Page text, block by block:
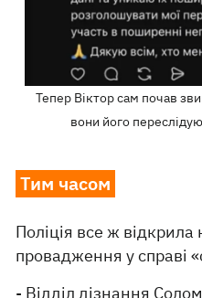
Тепер Віктор сам почав
вони його
Тим часом
Поліція все ж
провадження у справі
- Відділ дізнання